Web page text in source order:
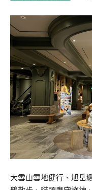
大雪山雪地健行、旭岳